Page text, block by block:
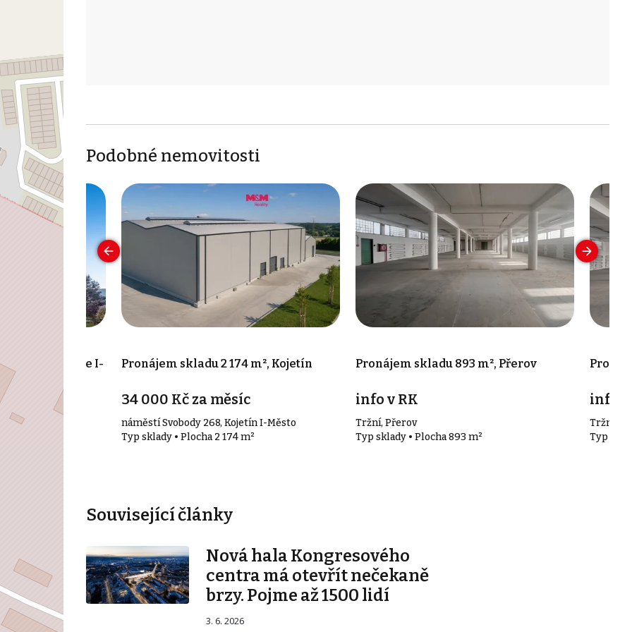
Podobné nemovitosti
m², Hranice I-
m²
Pronájem skladu 2 174 m², Kojetín
34 000 Kč za měsíc
náměstí Svobody 268, Kojetín I-Město
Typ sklady • Plocha 2 174 m²
Pronájem skladu 893 m², Přerov
info v RK
Tržní, Přerov
Typ sklady • Plocha 893 m²
info v
Tržní,
Typ
Související články
Nová hala Kongresového
centra má otevřít nečekaně
brzy. Pojme až 1500 lidí
3. 6. 2026